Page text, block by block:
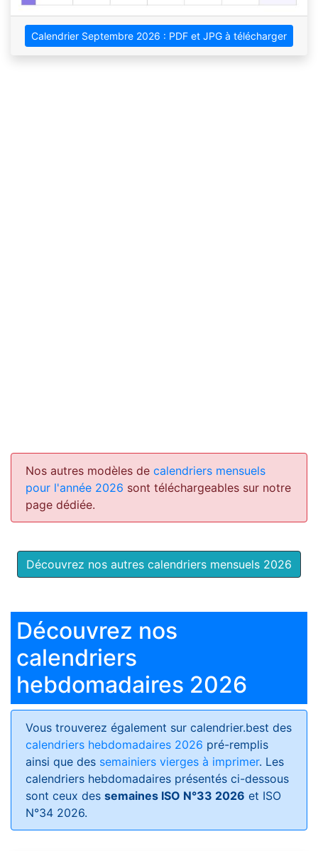
Calendrier Septembre 2026 : PDF et JPG à télécharger
Nos autres modèles de calendriers mensuels
pour l'année 2026 sont téléchargeables sur notre
page dédiée.
Découvrez nos autres calendriers mensuels 2026
Découvrez nos
calendriers
hebdomadaires 2026
Vous trouverez également sur calendrier.best des
calendriers hebdomadaires 2026 pré-remplis
ainsi que des semainiers vierges à imprimer. Les
calendriers hebdomadaires présentés ci-dessous
sont ceux des semaines ISO N°33 2026 et ISO
N°34 2026.